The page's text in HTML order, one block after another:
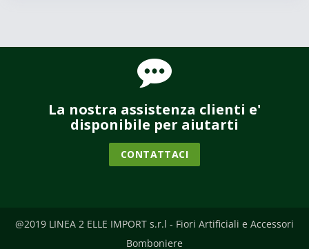
La nostra assistenza clienti e'
disponibile per aiutarti
CONTATTACI
@2019 LINEA 2 ELLE IMPORT s.r.l - Fiori Artificiali e Accessori
Bomboniere